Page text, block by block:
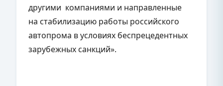
другими компаниями и направленные
на стабилизацию работы российского
автопрома в условиях беспрецедентных
зарубежных санкций».